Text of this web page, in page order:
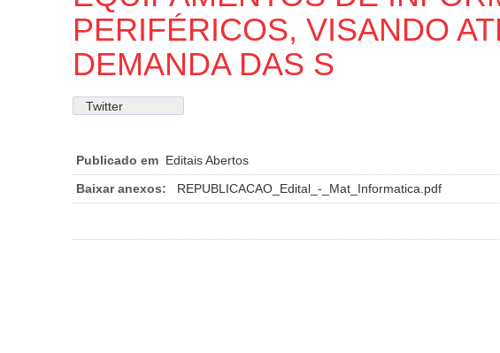
PERIFÉRICOS, VISANDO
DEMANDA DAS S
Twitter
Publicado em Editais Abertos
Baixar anexos:
REPUBLICACAO_Edital_-_Mat_Informatica.pdf